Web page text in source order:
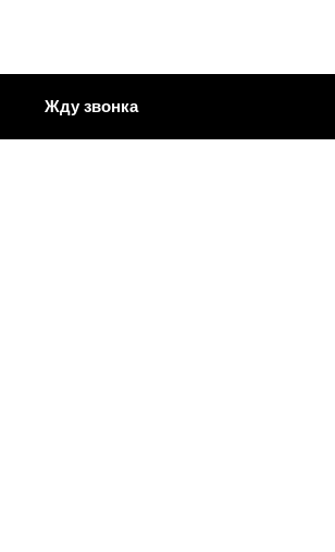
Жду звонка